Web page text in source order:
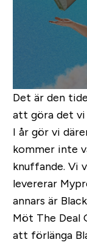
Det är den
att göra det vi
I år gör vi
kommer inte
knuffande. Vi
levererar
annars är
Möt The Deal
att förlänga